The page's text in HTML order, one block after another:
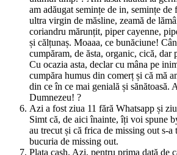
am adăugat semințe de in, semințe de
ultra virgin de măsline, zeamă de
coriandru mărunțit, piper cayenne,
și călțunaș. Moaaa, ce bunăciune!
cumpăram, de ăsta, organic, cică, dar
Cu ocazia asta, declar cu mâna pe
cumpăra humus din comerț și că mă
din ce în ce mai genială și sănătoasă.
Dumnezeu! ?
Azi a fost ziua 11 fără Whatsapp și
Simt că, de aici înainte, îți voi spune
au trecut și că frica de missing out s-a
bucuria de missing out.
Plata cash. Azi, pentru prima dată de